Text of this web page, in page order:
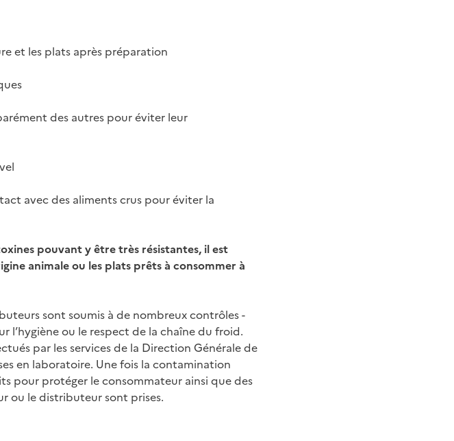
et les plats après préparation
des autres pour éviter leur
avec des aliments crus pour éviter la
pouvant y être très résistantes, il est
animale ou les plats prêts à consommer à
sont soumis à de nombreux contrôles -
l’hygiène ou le respect de la chaîne du froid.
par les services de la Direction Générale de
en laboratoire. Une fois la contamination
pour protéger le consommateur ainsi que des
ou le distributeur sont prises.